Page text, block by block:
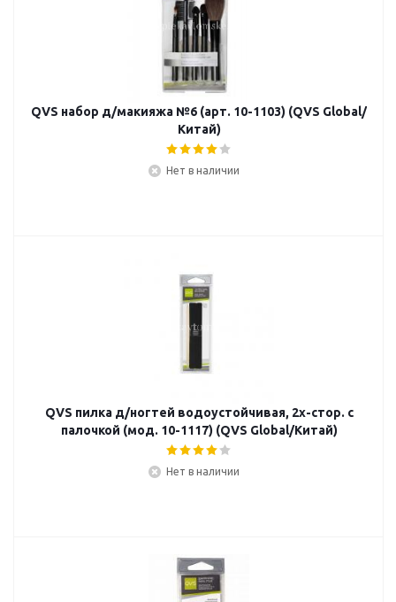
QVS набор д/макияжа №6 (арт. 10-1103) (QVS Global/
Китай)
Нет в наличии
QVS пилка д/ногтей водоустойчивая, 2х-стор. с
палочкой (мод. 10-1117) (QVS Global/Китай)
Нет в наличии